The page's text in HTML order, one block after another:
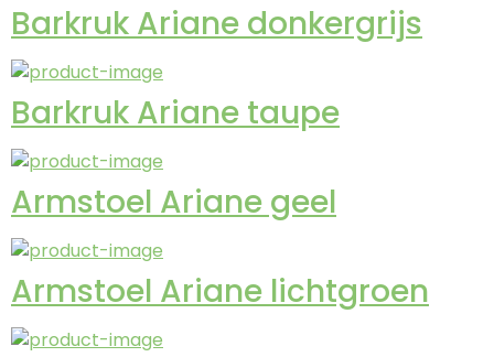
Barkruk Ariane donkergrijs
Barkruk Ariane taupe
Armstoel Ariane geel
Armstoel Ariane lichtgroen